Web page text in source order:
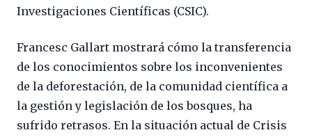
Investigaciones Científicas (CSIC).
Francesc Gallart mostrará cómo la transferencia
de los conocimientos sobre los inconvenientes
de la deforestación, de la comunidad científica a
la gestión y legislación de los bosques, ha
sufrido retrasos. En la situación actual de Crisis